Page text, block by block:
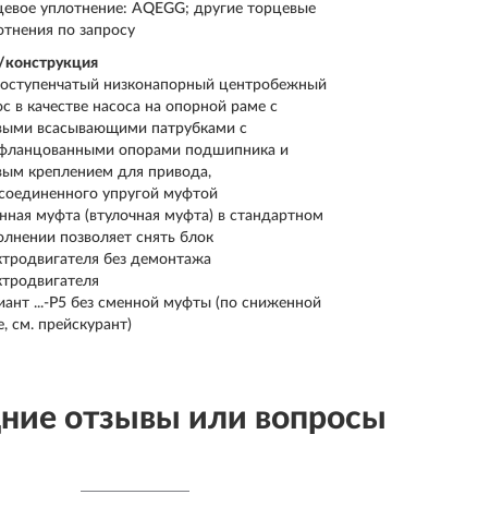
уплотнение: AQEGG; другие торцевые
по запросу
низконапорный центробежный
в качестве насоса на опорной раме с
всасывающими патрубками с
опорами подшипника и
креплением для привода,
упругой муфтой
муфта (втулочная муфта) в стандартном
позволяет снять блок
без демонтажа
...-P5 без сменной муфты (по сниженной
см. прейскурант)
отзывы или вопросы